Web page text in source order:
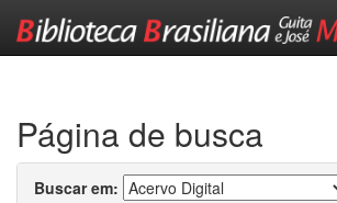
Página de busca
Buscar em: